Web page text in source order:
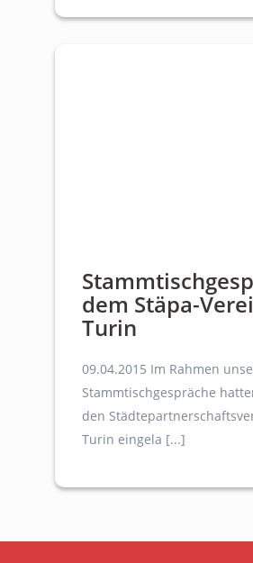
dem Stäpa-
Turin
09.04.2015 Im Rahmen
Stammtischgespräche
den
Turin eingela [...]